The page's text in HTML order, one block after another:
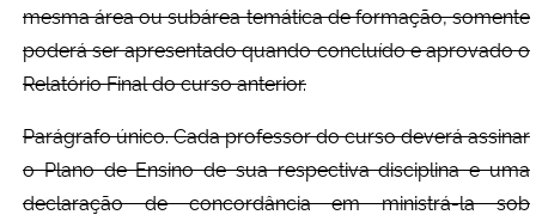
mesma área ou subárea temática de formação, somente
poderá ser apresentado quando concluído e aprovado o
Relatório Final do curso anterior.
Parágrafo único. Cada professor do curso deverá assinar
o Plano de Ensino de sua respectiva disciplina e uma
declaração de concordância em ministrá-la sob